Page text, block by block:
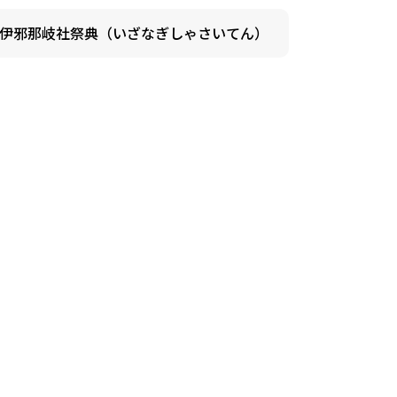
伊邪那岐社祭典（いざなぎしゃさいてん）